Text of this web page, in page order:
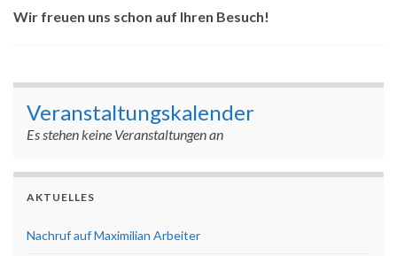
Wir freuen uns schon auf Ihren Besuch!
Veranstaltungskalender
Es stehen keine Veranstaltungen an
AKTUELLES
Nachruf auf Maximilian Arbeiter